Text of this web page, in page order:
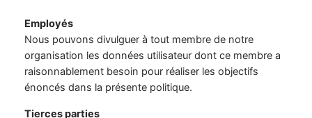
Employés
Nous pouvons divulguer à tout membre de notre
organisation les données utilisateur dont ce membre a
raisonnablement besoin pour réaliser les objectifs
énoncés dans la présente politique.
Tierces parties